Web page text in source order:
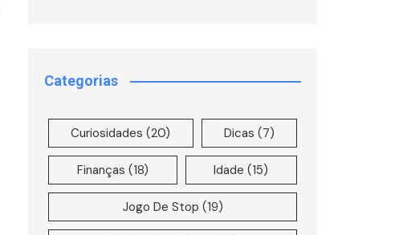
Categorias
Curiosidades (20) Dicas (7)
Finanças (18) Idade (15)
Jogo De Stop (19)